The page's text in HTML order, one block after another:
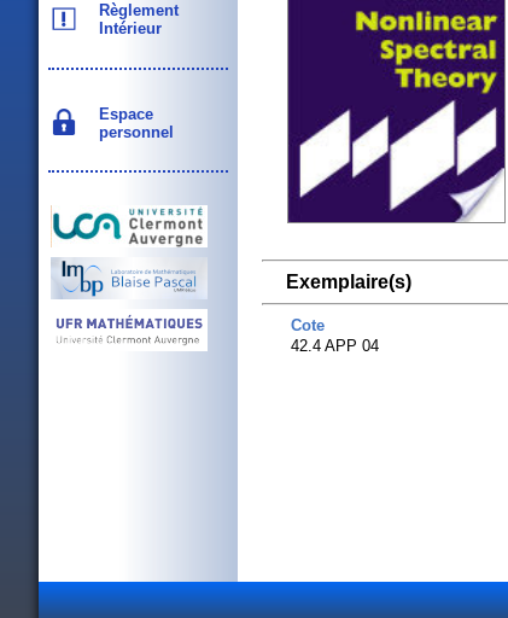
Règlement
Intérieur
Espace
personnel
Exemplaire(s)
Cote
42.4 APP 04